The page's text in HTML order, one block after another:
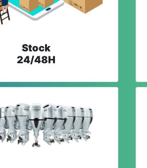
Stock
24/48H